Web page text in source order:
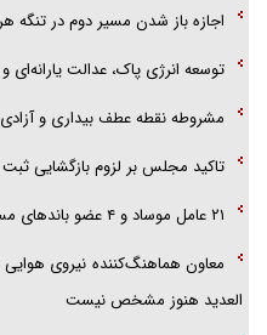
اجازه باز شدن مسیر دوم در تنگه
توسعه انرژی پاک، عدالت
مشروطه نقطه عطف بیداری و
تاکید مجلس بر لزوم بازگشایی ثبت
۲۱ عامل موساد و ۴ عضو باند‌های مسلح بازداشت شدند
معاون هماهنگ‌کننده نیروی
العدید هنوز مشخص نیست